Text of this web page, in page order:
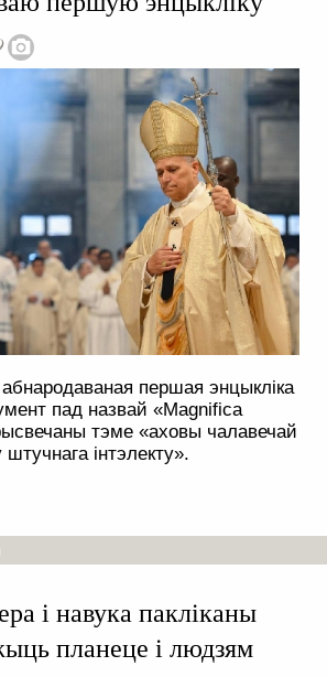
першая энцыкліка
пад назвай «Magnifica
тэме «аховы чалавечай
інтэлекту».
і навука пакліканы
планеце і людзям